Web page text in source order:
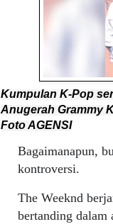
Kumpulan K-Pop
Anugerah Grammy
Foto AGENSI
Bagaimanapun,
kontroversi.
The Weeknd
bertanding dalam